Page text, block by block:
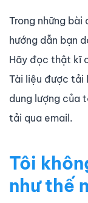
Trong những
hướng dẫn bạn
Hãy đọc thật kĩ
Tài liệu được tải
dung lượng của
tải qua email.
Tôi
như thế